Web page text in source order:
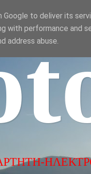
to deliver its
with performance and
address abuse.